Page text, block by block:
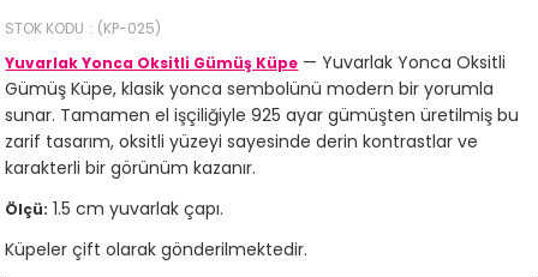
STOK KODU
(KP-025)
Yuvarlak Yonca Oksitli Gümüş Küpe — Yuvarlak Yonca Oksitli
Gümüş Küpe, klasik yonca sembolünü modern bir yorumla
sunar. Tamamen el işçiliğiyle 925 ayar gümüşten üretilmiş bu
zarif tasarım, oksitli yüzeyi sayesinde derin kontrastlar ve
karakterli bir görünüm kazanır.
Ölçü: 1.5 cm yuvarlak çapı.
Küpeler çift olarak gönderilmektedir.